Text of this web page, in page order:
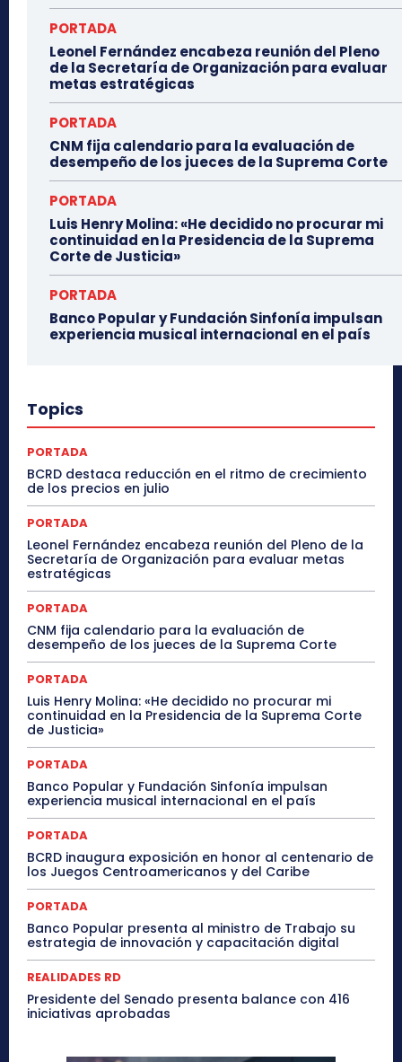
PORTADA
Leonel Fernández encabeza reunión del Pleno
de la Secretaría de Organización para evaluar
metas estratégicas
PORTADA
CNM fija calendario para la evaluación de
desempeño de los jueces de la Suprema Corte
PORTADA
Luis Henry Molina: «He decidido no procurar mi
continuidad en la Presidencia de la Suprema
Corte de Justicia»
PORTADA
Banco Popular y Fundación Sinfonía impulsan
experiencia musical internacional en el país
Topics
PORTADA
BCRD destaca reducción en el ritmo de crecimiento
de los precios en julio
PORTADA
Leonel Fernández encabeza reunión del Pleno de la
Secretaría de Organización para evaluar metas
estratégicas
PORTADA
CNM fija calendario para la evaluación de
desempeño de los jueces de la Suprema Corte
PORTADA
Luis Henry Molina: «He decidido no procurar mi
continuidad en la Presidencia de la Suprema Corte
de Justicia»
PORTADA
Banco Popular y Fundación Sinfonía impulsan
experiencia musical internacional en el país
PORTADA
BCRD inaugura exposición en honor al centenario de
los Juegos Centroamericanos y del Caribe
PORTADA
Banco Popular presenta al ministro de Trabajo su
estrategia de innovación y capacitación digital
REALIDADES RD
Presidente del Senado presenta balance con 416
iniciativas aprobadas